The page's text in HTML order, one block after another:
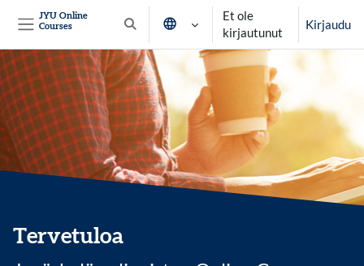
JYU Online
Courses
Vaihda hakusyöttöä
Et ole
kirjautunut
Kirjaudu
Tervetuloa